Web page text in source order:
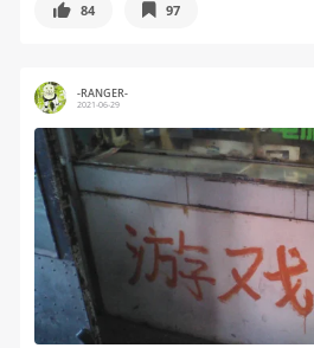
84 97
-RANGER-
2021-06-29